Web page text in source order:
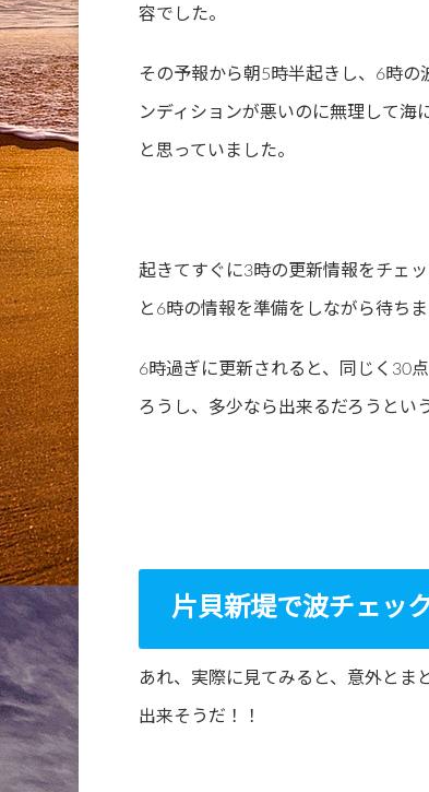
容でした。
その予報から朝5時半起きし、6時
ンディションが悪いのに無理して海
と思っていました。
起きてすぐに3時の更新情報をチェ
と6時の情報を準備をしながら待ちま
6時過ぎに更新されると、同じく30
ろうし、多少なら出来るだろうとい
片貝新堤で波チェッ
あれ、実際に見てみると、意外とま
出来そうだ！！